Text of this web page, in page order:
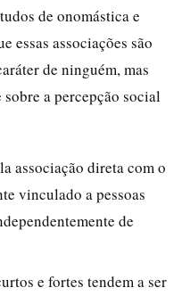
de onomástica e
essas associações são
de ninguém, mas
a percepção social
associação direta com o
vinculado a pessoas
de
e fortes tendem a ser